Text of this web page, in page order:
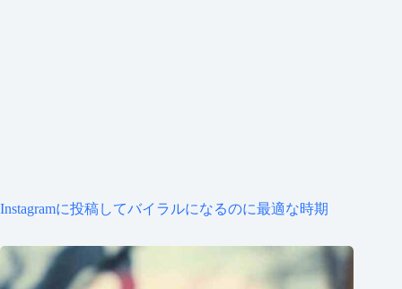
Instagramに投稿してバイラルになるのに最適な時期